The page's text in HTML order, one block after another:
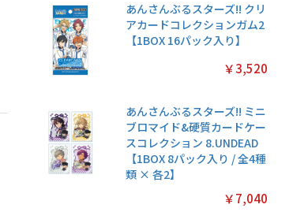
あんさんぶるスターズ!! クリ
アカードコレクションガム2
【1BOX 16パック入り】
￥3,520
あんさんぶるスターズ!! ミニ
ブロマイド&硬質カードケー
スコレクション 8.UNDEAD
【1BOX 8パック入り / 全4種
類 × 各2】
￥7,040